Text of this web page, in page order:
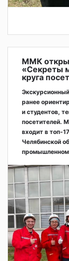
ММК
«Секреты
круга
ранее
и студентов,
посетителей.
входит в топ-
Челябинской